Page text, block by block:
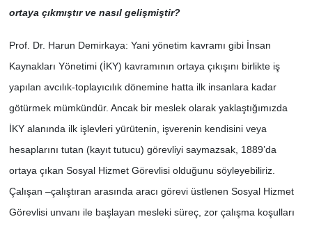
ortaya çıkmıştır ve nasıl gelişmiştir?
Prof. Dr. Harun Demirkaya: Yani yönetim kavramı gibi İnsan
Kaynakları Yönetimi (İKY) kavramının ortaya çıkışını birlikte iş
yapılan avcılık-toplayıcılık dönemine hatta ilk insanlara kadar
götürmek mümkündür. Ancak bir meslek olarak yaklaştığımızda
İKY alanında ilk işlevleri yürütenin, işverenin kendisini veya
hesaplarını tutan (kayıt tutucu) görevliyi saymazsak, 1889’da
ortaya çıkan Sosyal Hizmet Görevlisi olduğunu söyleyebiliriz.
Çalışan –çalıştıran arasında aracı görevi üstlenen Sosyal Hizmet
Görevlisi unvanı ile başlayan mesleki süreç, zor çalışma koşulları